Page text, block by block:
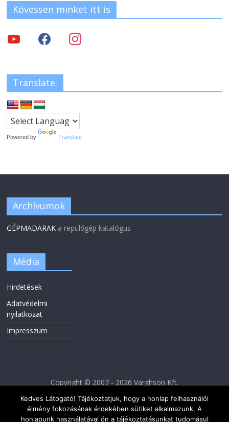
Kövessen minket itt is
Translate:
Powered by Translate
Archívumok
GÉPMADARAK a repülőgép katalógus
Média
Hirdetések
Adatvédelmi
nyilatkozat
Impresszum
Copyright © 2007 - 2026 Varghson Kft.
Kedves Látogató! Tájékoztatjuk, hogy a honlap felhasználói
élmény fokozásának érdekében sütiket alkalmazunk. A
honlapunk használatával ön a tájékoztatásunkat tudomásul